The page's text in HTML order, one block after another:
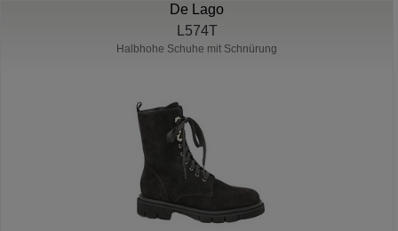
De Lago
L574T
Halbhohe Schuhe mit Schnürung